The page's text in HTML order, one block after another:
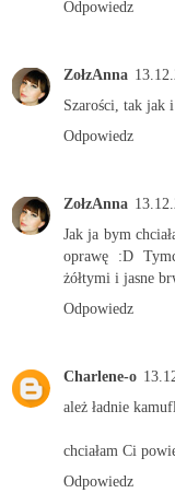
Odpowiedz
ZołzAnna
Szarości, tak jak
Odpowiedz
ZołzAnna
Jak ja bym
oprawę :D
żółtymi i jasne
Odpowiedz
Charlene-o
ależ ładnie
chciałam Ci
Odpowiedz